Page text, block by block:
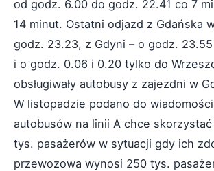
od godz. 6.00 do godz. 22.41 co 7
14 minut. Ostatni odjazd z Gdańska
godz. 23.23, z Gdyni – o godz. 23.55
i o godz. 0.06 i 0.20 tylko do
obsługiwały autobusy z zajezdni w
W listopadzie podano do
autobusów na linii A chce
tys. pasażerów w sytuacji gdy ich
przewozowa wynosi 250 tys.